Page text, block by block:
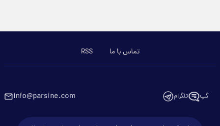
تماس با ما RSS
گپ تلگرام info@parsine.com